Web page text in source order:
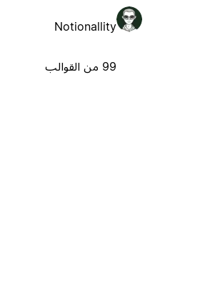
Notionallity
99 من القوالب